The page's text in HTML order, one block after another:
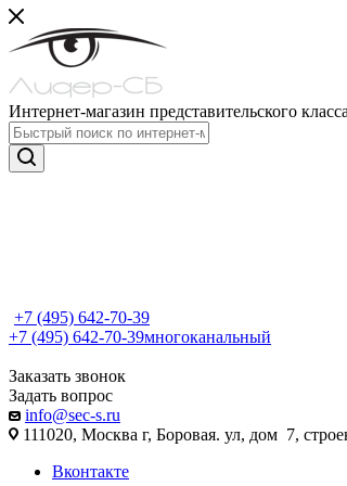
Интернет-магазин представительского класса
+7 (495) 642-70-39
+7 (495) 642-70-39многоканальный
Заказать звонок
Задать вопрос
info@sec-s.ru
111020, Москва г, Боровая. ул, дом 7,
Вконтакте